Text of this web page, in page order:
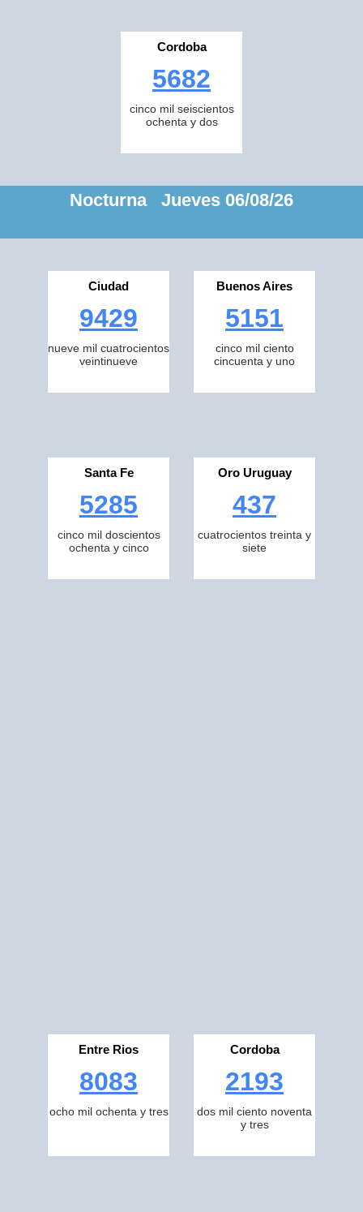
Cordoba
5682
cinco mil seiscientos
ochenta y dos
Nocturna Jueves 06/08/26
Ciudad
9429
nueve mil cuatrocientos
veintinueve
Buenos Aires
5151
cinco mil ciento
cincuenta y uno
Santa Fe
5285
cinco mil doscientos
ochenta y cinco
Oro Uruguay
437
cuatrocientos treinta y
siete
Entre Rios
8083
ocho mil ochenta y tres
Cordoba
2193
dos mil ciento noventa
y tres